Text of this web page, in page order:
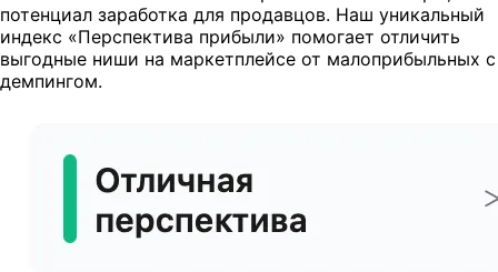
потенциал заработка для продавцов. Наш уникальный
индекс «Перспектива прибыли» помогает отличить
выгодные ниши на маркетплейсе от малоприбыльных с
демпингом.